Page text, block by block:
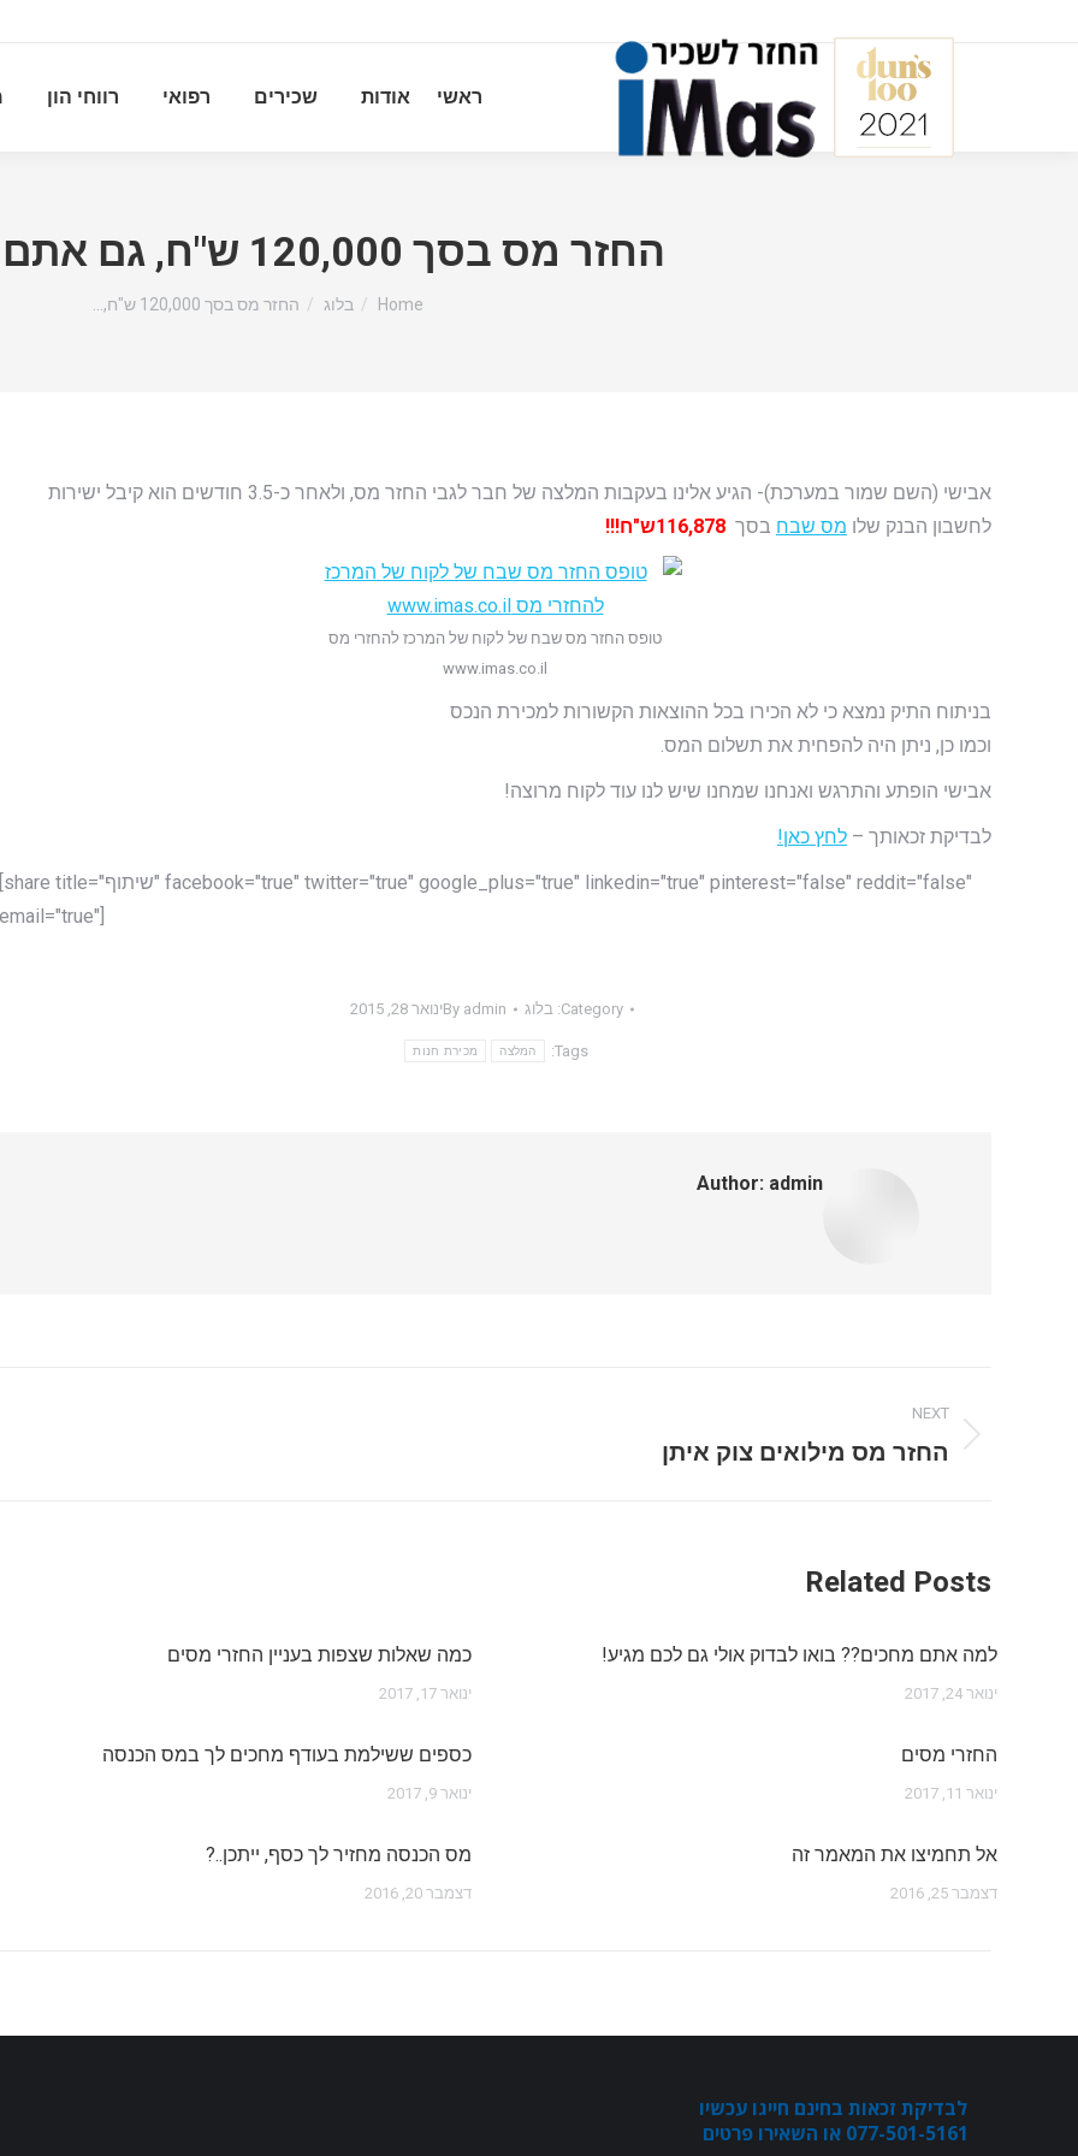
ראשי אודות שכירים רפואי רווחי הון
החזר מס בסך 120,000 ש"ח, גם אתם יכולים!
You are here:
Home בלוג החזר מס בסך 120,000 ש"ח,…
אבישי (השם שמור במערכת)- הגיע אלינו בעקבות המלצה של חבר לגבי החזר מס, ולאחר כ-3.5 חודשים הוא קיבל ישירות
לחשבון הבנק שלו מס שבח בסך 116,878ש"ח!!!
טופס החזר מס שבח של לקוח של המרכז להחזרי מס
www.imas.co.il
בניתוח התיק נמצא כי לא הכירו בכל ההוצאות הקשורות למכירת הנכס
וכמו כן, ניתן היה להפחית את תשלום המס.
אבישי הופתע והתרגש ואנחנו שמחנו שיש לנו עוד לקוח מרוצה!
לבדיקת זכאותך – לחץ כאן!
[share title="שיתוף" facebook="true" twitter="true" google_plus="true" linkedin="true" pinterest="false" reddit="false"
email="true"]
Category: בלוג By admin ינואר 28, 2015
Tags: המלצה מכירת חנות
Author: admin
navigation
NEXT
Next
החזר מס מילואים צוק איתן
Related Posts
למה אתם מחכים?? בואו לבדוק אולי גם לכם מגיע!
ינואר 24, 2017
כמה שאלות שצפות בעניין החזרי מסים
ינואר 17, 2017
החזרי מסים
ינואר 11, 2017
כספים ששילמת בעודף מחכים לך במס הכנסה
ינואר 9, 2017
אל תחמיצו את המאמר זה
דצמבר 25, 2016
מס הכנסה מחזיר לך כסף, ייתכן..?
דצמבר 20, 2016
לבדיקת זכאות בחינם חייגו עכשיו
077-501-5161 או השאירו פרטים